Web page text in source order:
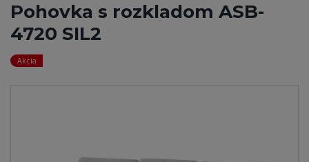
Pohovka s rozkladom ASB-
4720 SIL2
Akcia